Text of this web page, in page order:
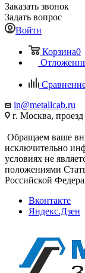
Заказать звонок
Задать вопрос
Войти
Корзина0
in@metallcab.ru
г. Москва,
Обращаем ваше
исключительно
условиях не
положениями
Российской
Вконтакте
Яндекс.Дзен